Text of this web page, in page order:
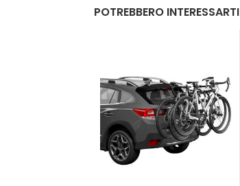
POTREBBERO INTERESSARTI